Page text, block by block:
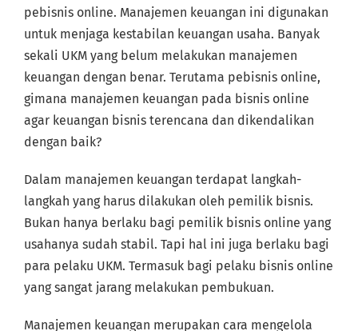
pebisnis online. Manajemen keuangan ini digunakan
untuk menjaga kestabilan keuangan usaha. Banyak
sekali UKM yang belum melakukan manajemen
keuangan dengan benar. Terutama pebisnis online,
gimana manajemen keuangan pada bisnis online
agar keuangan bisnis terencana dan dikendalikan
dengan baik?
Dalam manajemen keuangan terdapat langkah-
langkah yang harus dilakukan oleh pemilik bisnis.
Bukan hanya berlaku bagi pemilik bisnis online yang
usahanya sudah stabil. Tapi hal ini juga berlaku bagi
para pelaku UKM. Termasuk bagi pelaku bisnis online
yang sangat jarang melakukan pembukuan.
Manajemen keuangan merupakan cara mengelola